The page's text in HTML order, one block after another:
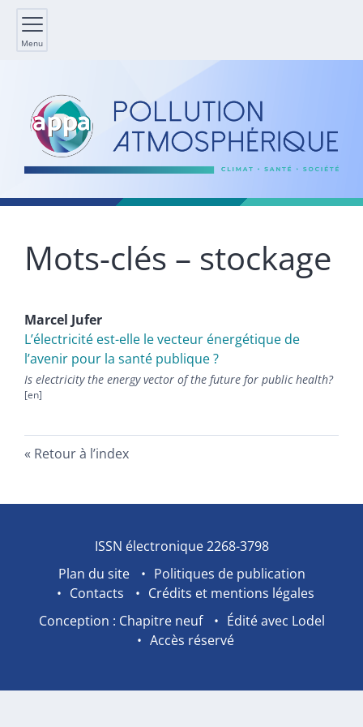
Menu
Mots-clés – stockage
Marcel Jufer
L’électricité est-elle le vecteur énergétique de
l’avenir pour la santé publique ?
Is electricity the energy vector of the future for public health?
Retour à l’index
ISSN électronique 2268-3798
Plan du site
Politiques de publication
Contacts
Crédits et mentions légales
Conception : Chapitre neuf
Édité avec Lodel
Accès réservé